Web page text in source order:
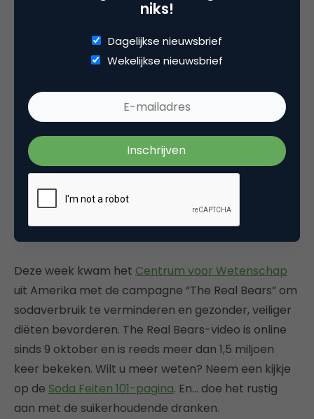
Deze week kwam het Centrum voor Wetenschap
uit Amerika met de campagne “The Real Bears” om
sodaverbruik te verminderen en gezonder, veiliger
diëten bevorderen. The Real Bears-video is online
sinds 9 oktober en is reeds meer dan 1,5 miljoen
keer bekeken. Wilt u meer weten? Neem een kijkje
op de Soda Feiten 101-pagina. En… doe het rustig
aan met de suikerhoudende dranken.
niks!
Dagelijkse nieuwsbrief
Wekelijkse nieuwsbrief